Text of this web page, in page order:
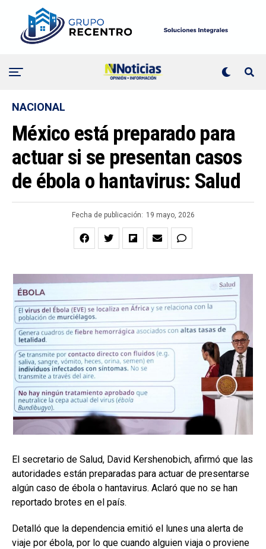
NACIONAL
México está preparado para
actuar si se presentan casos
de ébola o hantavirus: Salud
Fecha de publicación: 19 mayo, 2026
El secretario de Salud, David Kershenobich, afirmó que las
autoridades están preparadas para actuar de presentarse
algún caso de ébola o hantavirus. Aclaró que no se han
reportado brotes en el país.
Detalló que la dependencia emitió el lunes una alerta de
viaje por ébola, por lo que cuando alguien viaja o proviene